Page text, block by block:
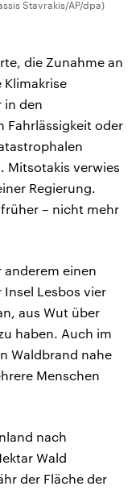
Stavrakis/AP/dpa)
die Zunahme an
in den
Fahrlässigkeit oder
Mitsotakis verwies
Regierung.
– nicht mehr
einen
Lesbos vier
aus Wut über
haben. Auch im
Waldbrand nahe
Menschen
nach
Wald
der Fläche der